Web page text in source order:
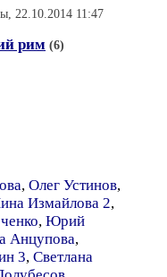
22.10.2014 11:47
рим (6)
, Олег Устинов,
Измайлова 2,
, Юрий
Анцупова,
3, Светлана